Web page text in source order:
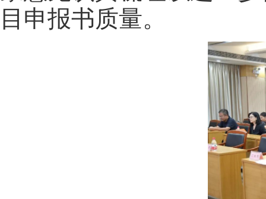
目申报书质量。